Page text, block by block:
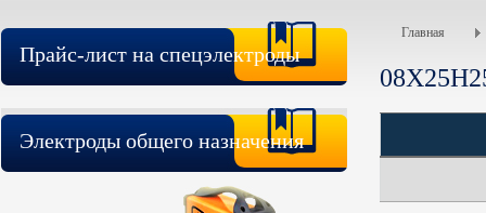
Прайс-лист на спецэлектроды
Электроды общего назначения
Главная